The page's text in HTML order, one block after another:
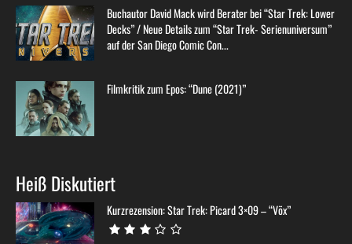
Buchautor David Mack wird Berater bei “Star Trek: Lower
Decks” / Neue Details zum “Star Trek- Serienuniversum”
auf der San Diego Comic Con...
Filmkritik zum Epos: “Dune (2021)”
Heiß Diskutiert
Kurzrezension: Star Trek: Picard 3×09 – “Võx”